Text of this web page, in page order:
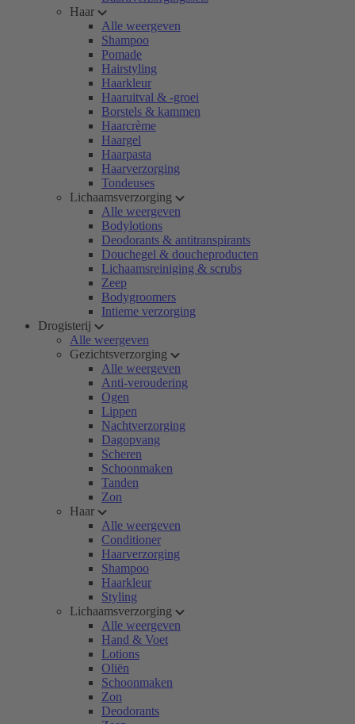
Haar
Alle weergeven
Shampoo
Pomade
Hairstyling
Haarkleur
Haaruitval & -groei
Borstels & kammen
Haarcrème
Haargel
Haarpasta
Haarverzorging
Tondeuses
Lichaamsverzorging
Alle weergeven
Bodylotions
Deodorants & antitranspirants
Douchegel & doucheproducten
Lichaamsreiniging & scrubs
Zeep
Bodygroomers
Intieme verzorging
Drogisterij
Alle weergeven
Gezichtsverzorging
Alle weergeven
Anti-veroudering
Ogen
Lippen
Nachtverzorging
Dagopvang
Scheren
Schoonmaken
Tanden
Zon
Haar
Alle weergeven
Conditioner
Haarverzorging
Shampoo
Haarkleur
Styling
Lichaamsverzorging
Alle weergeven
Hand & Voet
Lotions
Oliën
Schoonmaken
Zon
Deodorants